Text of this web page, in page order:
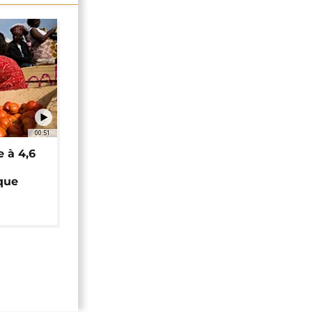
00:51
à 4,6